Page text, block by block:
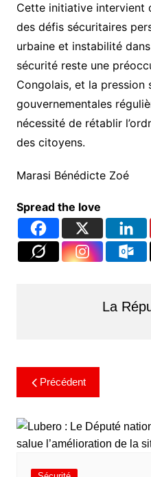
Cette initiative intervient
des défis sécuritaires
urbaine et instabilité
sécurité reste une
Congolais, et la pression
gouvernementales
nécessité de rétablir
des citoyens.
Marasi Bénédicte Zoé
Spread the love
La
Précédent